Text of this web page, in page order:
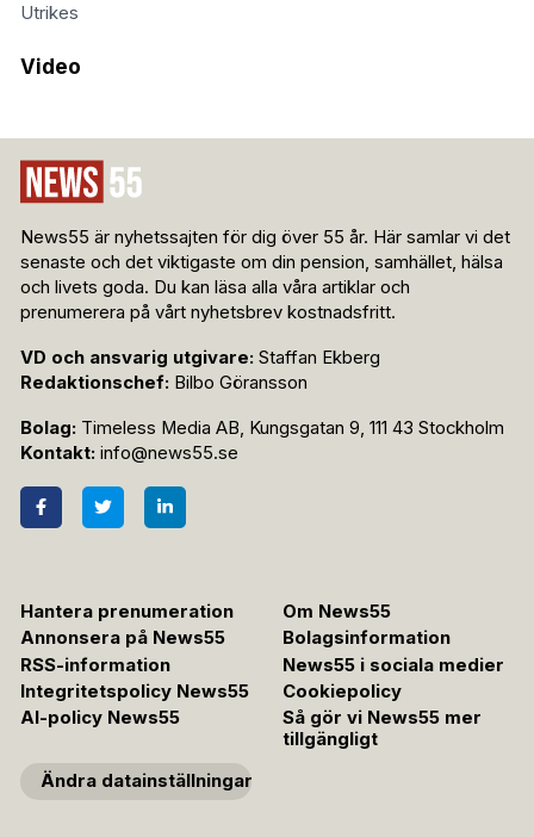
Utrikes
Video
News55 är nyhetssajten för dig över 55 år. Här samlar vi det
senaste och det viktigaste om din pension, samhället, hälsa
och livets goda. Du kan läsa alla våra artiklar och
prenumerera på vårt nyhetsbrev kostnadsfritt.
VD och ansvarig utgivare: Staffan Ekberg
Redaktionschef: Bilbo Göransson
Bolag: Timeless Media AB, Kungsgatan 9, 111 43 Stockholm
Kontakt: info@news55.se
Hantera prenumeration
Om News55
Annonsera på News55
Bolagsinformation
RSS-information
News55 i sociala medier
Integritetspolicy News55
Cookiepolicy
AI-policy News55
Så gör vi News55 mer
tillgängligt
Ändra datainställningar